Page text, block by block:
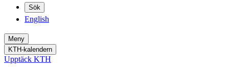
Sök
English
Meny
KTH-kalendern
Upptäck KTH